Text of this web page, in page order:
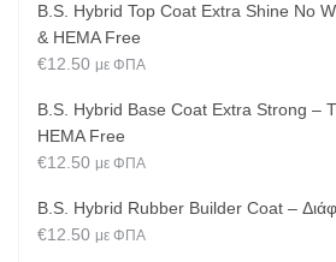
B.S. Hybrid Top Coat Extra Shine No
& HEMA Free
€12.50 με ΦΠΑ
B.S. Hybrid Base Coat Extra Strong –
HEMA Free
€12.50 με ΦΠΑ
B.S. Hybrid Rubber Builder Coat –
€12.50 με ΦΠΑ